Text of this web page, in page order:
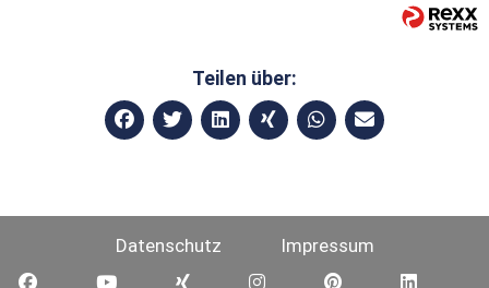
Teilen über:
Datenschutz Impressum